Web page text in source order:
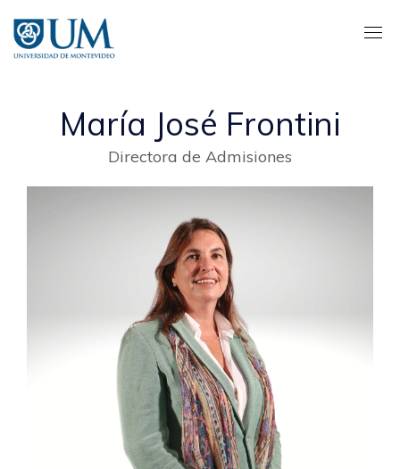
contenido
principal
María José Frontini
Directora de Admisiones